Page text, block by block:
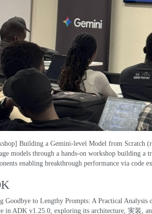
] Building a Gemini-level Model from Scratch (
models through a hands-on workshop building a
enabling breakthrough performance via code
Goodbye to Lengthy Prompts: A Practical Analysis
in ADK v1.25.0, exploring its architecture, 実装,